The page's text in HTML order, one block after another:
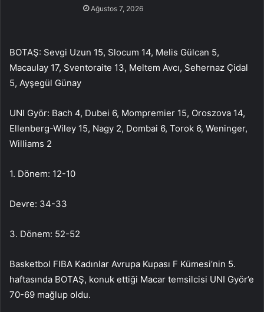
Ağustos 7, 2026
BOTAŞ: Sevgi Uzun 15, Slocum 14, Melis Gülcan 5,
Macaulay 17, Sventoraite 13, Meltem Avcı, Sehernaz Çidal
5, Ayşegül Günay
UNI Györ: Bach 4, Dubei 6, Mompremier 15, Oroszova 14,
Ellenberg-Wiley 15, Nagy 2, Dombai 6, Torok 6, Weninger,
Williams 2
1. Dönem: 12-10
Devre: 34-33
3. Dönem: 52-52
Basketbol FIBA ​​​​Kadınlar Avrupa Kupası F Kümesi’nin 5.
haftasında BOTAŞ, konuk ettiği Macar temsilcisi UNI Györ’e
70-69 mağlup oldu.